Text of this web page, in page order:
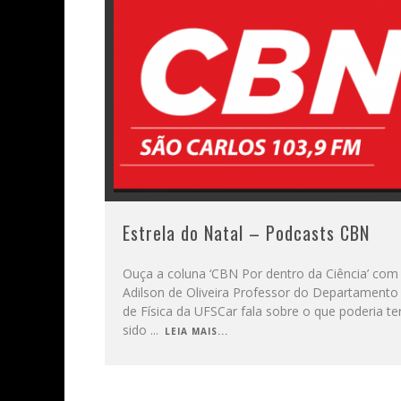
Estrela do Natal – Podcasts CBN
Ouça a coluna ‘CBN Por dentro da Ciência’ com
Adilson de Oliveira Professor do Departamento
de Física da UFSCar fala sobre o que poderia
sido ... LEIA MAIS...